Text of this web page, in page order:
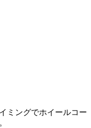
ミングでホイールコー